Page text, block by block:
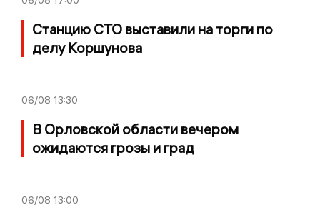
Станцию СТО выставили на торги по
делу Коршунова
06/08 13:30
В Орловской области вечером
ожидаются грозы и град
06/08 13:00